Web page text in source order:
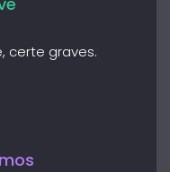
certe graves.